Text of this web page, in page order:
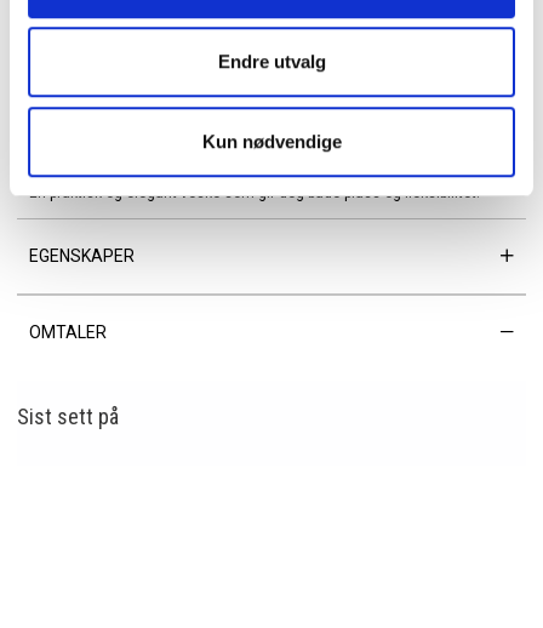
Endre utvalg
Kun nødvendige
crossbody.
• Materiale: 100 % PU
• To utskiftbare skulderremmer (tekstil og PU)
• Leveres med original dustbag
En praktisk og elegant veske som gir deg både plass og fleksibilitet.
EGENSKAPER
OMTALER
Sist sett på